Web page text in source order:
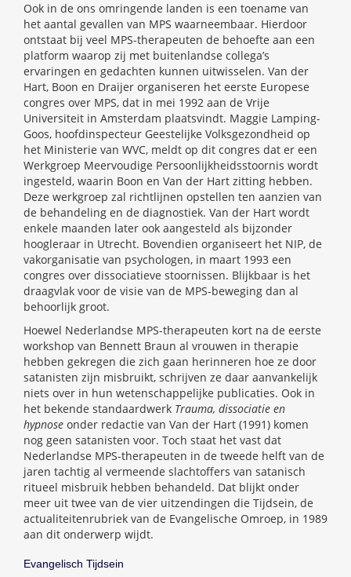
Ook in de ons omringende landen is een toename van
het aantal gevallen van MPS waarneembaar. Hierdoor
ontstaat bij veel MPS-therapeuten de behoefte aan een
platform waarop zij met buitenlandse collega’s
ervaringen en gedachten kunnen uitwisselen. Van der
Hart, Boon en Draijer organiseren het eerste Europese
congres over MPS, dat in mei 1992 aan de Vrije
Universiteit in Amsterdam plaatsvindt. Maggie Lamping-
Goos, hoofdinspecteur Geestelijke Volksgezondheid op
het Ministerie van WVC, meldt op dit congres dat er een
Werkgroep Meervoudige Persoonlijkheidsstoornis wordt
ingesteld, waarin Boon en Van der Hart zitting hebben.
Deze werkgroep zal richtlijnen opstellen ten aanzien van
de behandeling en de diagnostiek. Van der Hart wordt
enkele maanden later ook aangesteld als bijzonder
hoogleraar in Utrecht. Bovendien organiseert het NIP, de
vakorganisatie van psychologen, in maart 1993 een
congres over dissociatieve stoornissen. Blijkbaar is het
draagvlak voor de visie van de MPS-beweging dan al
behoorlijk groot.
Hoewel Nederlandse MPS-therapeuten kort na de eerste
workshop van Bennett Braun al vrouwen in therapie
hebben gekregen die zich gaan herinneren hoe ze door
satanisten zijn misbruikt, schrijven ze daar aanvankelijk
niets over in hun wetenschappelijke publicaties. Ook in
het bekende standaardwerk Trauma, dissociatie en
hypnose onder redactie van Van der Hart (1991) komen
nog geen satanisten voor. Toch staat het vast dat
Nederlandse MPS-therapeuten in de tweede helft van de
jaren tachtig al vermeende slachtoffers van satanisch
ritueel misbruik hebben behandeld. Dat blijkt onder
meer uit twee van de vier uitzendingen die Tijdsein, de
actualiteitenrubriek van de Evangelische Omroep, in 1989
aan dit onderwerp wijdt.
Evangelisch Tijdsein